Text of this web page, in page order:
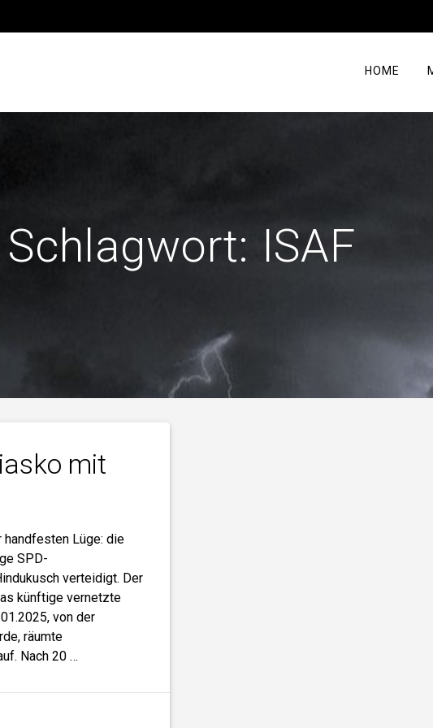
HOME
Schlagwort: ISAF
mit
handfesten Lüge: die
SPD-
verteidigt. Der
künftige vernetzte
von der
räumte
Nach 20 …